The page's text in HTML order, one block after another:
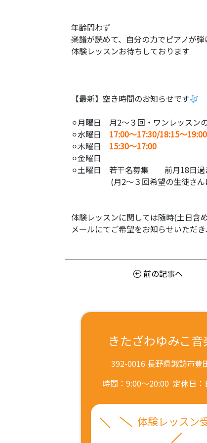
年齢問わず
楽譜が読めて、自分の力でピアノが弾
体験レッスンお待ちしております
【最新】空き時間のお知らせです
⚪︎月曜日 月2〜３回・ワンレッスン
⚪︎水曜日 17:00〜17:30/18:15〜
⚪︎木曜日 15:30〜17:00
⚪︎金曜日
⚪︎土曜日 若干名募集 前月18日過
(月2〜３回希望の生徒さんは
体験レッスンに関しては随時(土日含
メールにてご希望をお知らせいただ
前の記事へ
きたざわゆみこ音
392-0016 長野県諏訪市豊
時間：9:00～20:00 定休日
体験レッスン